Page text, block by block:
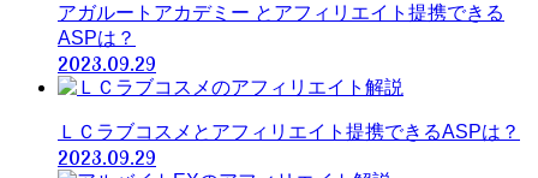
アガルートアカデミー とアフィリエイト提携できる
ASPは？
2023.09.29
ＬＣラブコスメとアフィリエイト提携できるASPは？
2023.09.29